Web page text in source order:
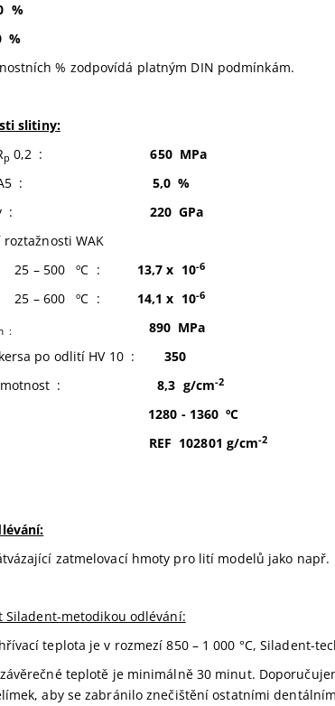
%
%
% zodpovídá platným DIN podmínkám.
slitiny:
p 0,2 :
650 MPa
A5 :
5,0 %
elasticity :
220 GPa
WAK
ºC : 13,7 x 10-6
ºC : 14,1 x 10-6
:
890 MPa
po odlití HV 10 :
350
hmotnost :
8,3 g/cm-2
1280 - 1360 ºC
Modiral S REF 102801 g/cm-2
zatmelovací hmoty pro lití modelů jako např.
metodikou odlévání:
teplota je v rozmezí 850 – 1 000 °C, Siladent-
teplotě je minimálně 30 minut.
aby se zabránilo znečištění ostatními